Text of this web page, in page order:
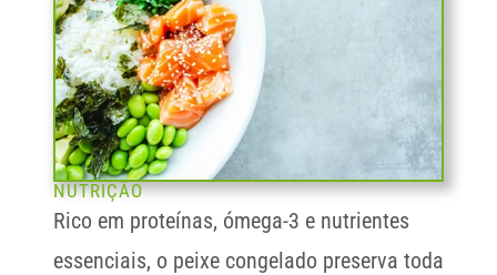
NUTRIÇÃO
Rico em proteínas, ómega-3 e nutrientes
essenciais, o peixe congelado preserva toda